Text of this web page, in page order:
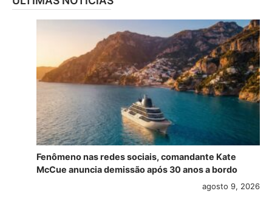
Fenômeno nas redes sociais, comandante Kate
McCue anuncia demissão após 30 anos a bordo
agosto 9, 2026